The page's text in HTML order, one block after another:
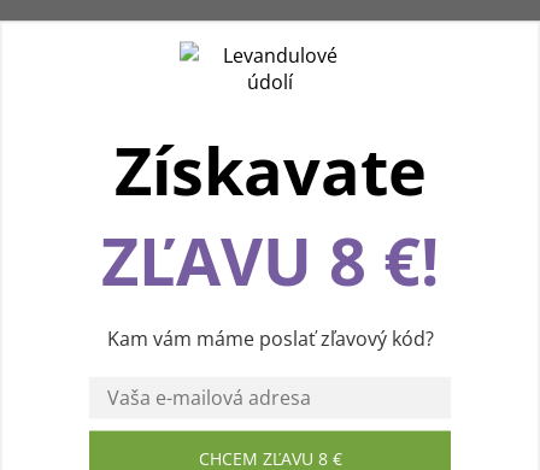
pohodlnú cestu webom Levanduľového údolia.
Vďaka vašim podnetom neustále zlepšujeme
jeho funkcie, výkon a prehľadnosť. Ďakujeme a
Súhlasím
Získavate
ZĽAVU 8 €!
Kam vám máme poslať zľavový kód?
CHCEM ZĽAVU 8 €